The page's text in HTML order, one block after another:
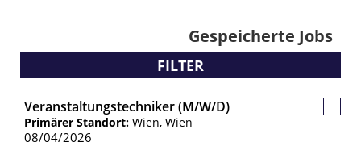
Gespeicherte Jobs
FILTER
Veranstaltungstechniker (m/w/d)
Primärer Standort: Wien, Wien
08/04/2026